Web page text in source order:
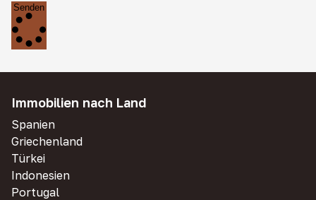
Senden
Immobilien nach Land
Spanien
Griechenland
Türkei
Indonesien
Portugal